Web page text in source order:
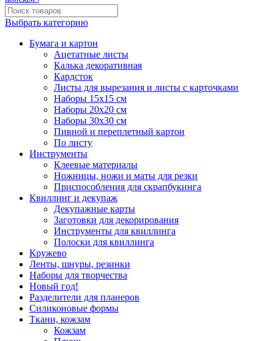
Выбрать категорию
Бумага и картон
Ацетатные листы
Калька декоративная
Кардсток
Листы для вырезания и листы с карточками
Наборы 15х15 см
Наборы 20х20 см
Наборы 30х30 см
Пивной и переплетный картон
По листу
Инструменты
Клеевые материалы
Ножницы, ножи и маты для резки
Приспособления для скрапбукинга
Квиллинг и декупаж
Декупажные карты
Заготовки для декорирования
Инструменты для квиллинга
Полоски для квиллинга
Кружево
Ленты, шнуры, резинки
Наборы для творчества
Новый год!
Разделители для планеров
Силиконовые формы
Ткани, кожзам
Кожзам